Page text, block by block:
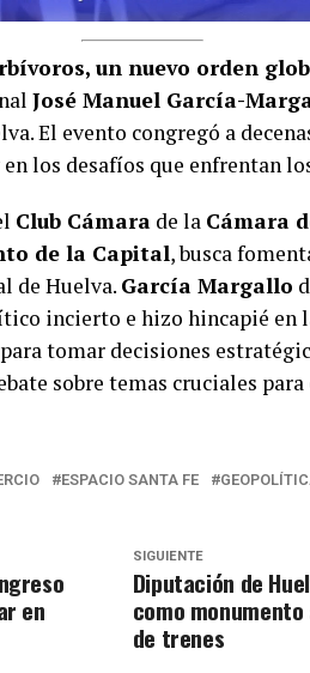
un nuevo orden
José Manuel García-
El evento congregó a
los desafíos que enfrentan
Club Cámara de la Cámara
de la Capital, busca
de Huelva. García Margallo
incierto e hizo hincapié en
tomar decisiones
sobre temas cruciales
ESPACIO SANTA FE
SIGUIENTE
Diputación de
como
de trenes
en